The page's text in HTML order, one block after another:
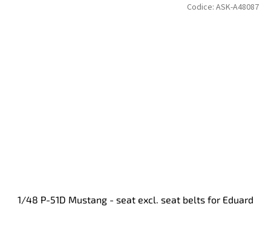
1/48 P-51D Mustang - seat excl. seat belts for Eduard
Codice: ASK-A48087